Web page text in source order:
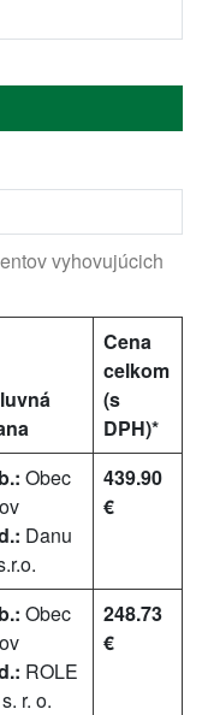
vyhovujúcich
Cena
celkom
(s
DPH)*
Obec
Danu
439.90
€
Obec
ROLE
r. o.
248.73
€